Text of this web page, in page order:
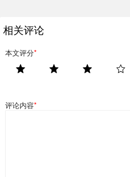
相关评论
本文评分*
评论内容*